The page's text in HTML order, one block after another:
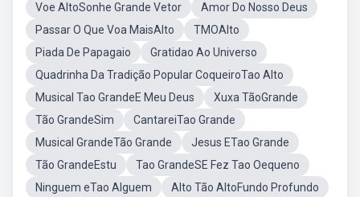
Voe AltoSonhe Grande Vetor
Amor Do Nosso Deus
Passar O Que Voa MaisAlto
TMOAlto
Piada De Papagaio
Gratidao Ao Universo
Quadrinha Da Tradição Popular CoqueiroTao Alto
Musical Tao GrandeE Meu Deus
Xuxa TãoGrande
Tão GrandeSim
CantareiTao Grande
Musical GrandeTão Grande
Jesus ETao Grande
Tão GrandeEstu
Tao GrandeSE Fez Tao Oequeno
Ninguem eTao Alguem
Alto Tão AltoFundo Profundo